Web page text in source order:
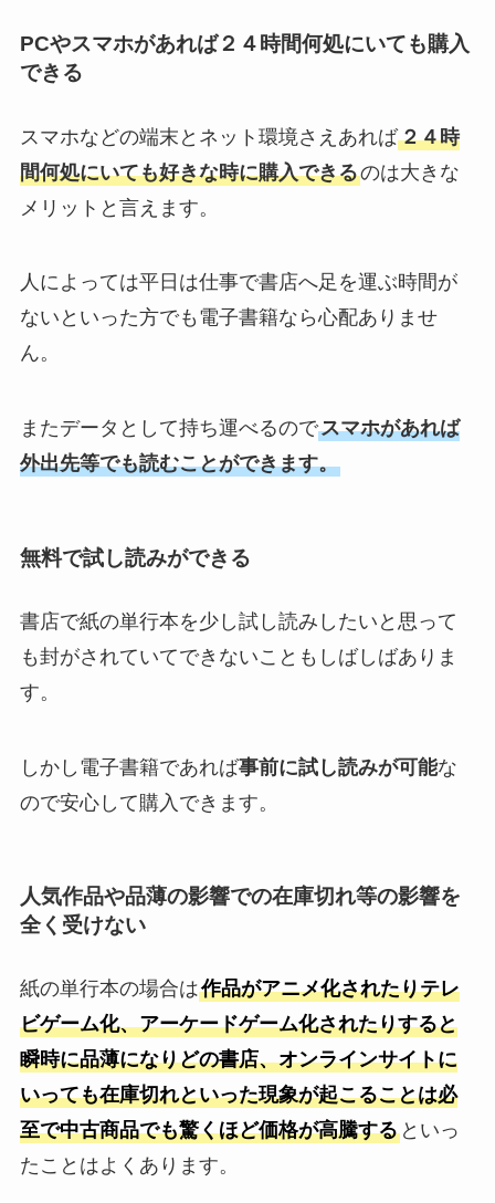
PCやスマホがあれば２４時間何処にいても購入
できる
スマホなどの端末とネット環境さえあれば２４時
間何処にいても好きな時に購入できるのは大きな
メリットと言えます。
人によっては平日は仕事で書店へ足を運ぶ時間が
ないといった方でも電子書籍なら心配ありませ
ん。
またデータとして持ち運べるのでスマホがあれば
外出先等でも読むことができます。
無料で試し読みができる
書店で紙の単行本を少し試し読みしたいと思って
も封がされていてできないこともしばしばありま
す。
しかし電子書籍であれば事前に試し読みが可能な
ので安心して購入できます。
人気作品や品薄の影響での在庫切れ等の影響を
全く受けない
紙の単行本の場合は作品がアニメ化されたりテレ
ビゲーム化、アーケードゲーム化されたりすると
瞬時に品薄になりどの書店、オンラインサイトに
いっても在庫切れといった現象が起こることは必
至で中古商品でも驚くほど価格が高騰するといっ
たことはよくあります。